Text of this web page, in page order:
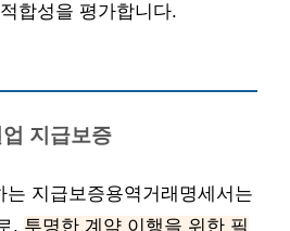
합성을 평가합니다.
지급보증
는 지급보증용역거래명세서는
, 투명한 계약 이행을 위한 필